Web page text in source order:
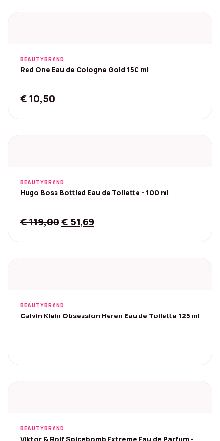
BEAUTYBRAND
Red One Eau de Cologne Gold 150 ml
€ 10,50
BEAUTYBRAND
Hugo Boss Bottled Eau de Toilette - 100 ml
€119,00Original
€ 51,69
BEAUTYBRAND
Calvin Klein Obsession Heren Eau de Toilette 125 ml
BEAUTYBRAND
Viktor & Rolf Spicebomb Extreme Eau de Parfum -